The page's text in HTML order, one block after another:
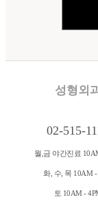
성형외
02-515-
월,금 야간진료
화, 수, 목 10AM -
토 10AM -